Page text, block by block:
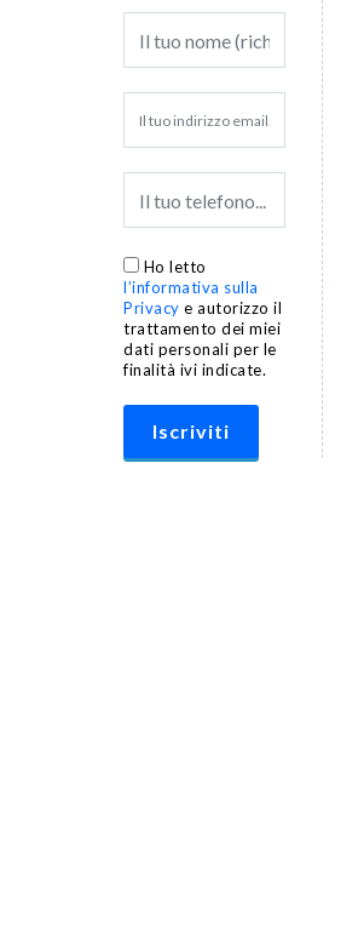
Ho letto
l’informativa sulla
Privacy e autorizzo il
trattamento dei miei
dati personali per le
finalità ivi indicate.